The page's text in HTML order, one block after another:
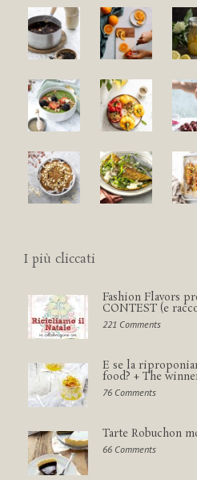
I più cliccati
Fashion Flavors
CONTEST (e
221 Comments
E se la
food? + The
76 Comments
Tarte Robuchon
66 Comments